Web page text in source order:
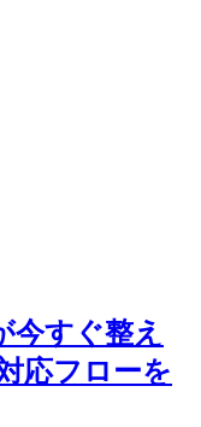
今すぐ整え
応フローを